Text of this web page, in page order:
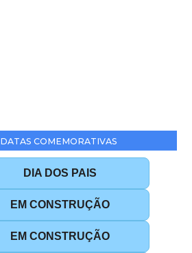
DATAS COMEMORATIVAS
DIA DOS PAIS
EM CONSTRUÇÃO
EM CONSTRUÇÃO